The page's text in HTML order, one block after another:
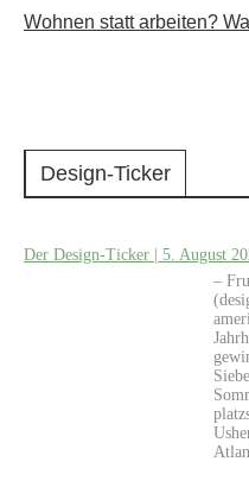
Wohnen statt arbeiten?
Design-Ticker
Der Design-Ticker | 5. August
–